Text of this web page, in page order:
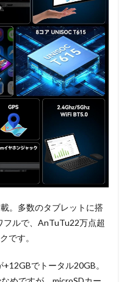
。多数のタブレットに搭
ルで、AnTuTu22万点超
です。
でトータル20GB。